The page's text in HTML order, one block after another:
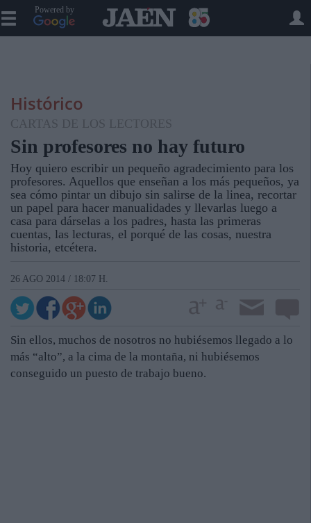
Powered by
Histórico
CARTAS DE LOS LECTORES
Sin profesores no hay futuro
Hoy quiero escribir un pequeño agradecimiento para los
profesores. Aquellos que enseñan a los más pequeños, ya
sea cómo pintar un dibujo sin salirse de la linea, recortar
un papel para hacer manualidades y llevarlas luego a
casa para dárselas a los padres, hasta las primeras
cuentas, las lecturas, el porqué de las cosas, nuestra
historia, etcétera.
26 AGO 2014 / 18:07 H.
Sin ellos, muchos de nosotros no hubiésemos llegado a lo
más “alto”, a la cima de la montaña, ni hubiésemos
conseguido un puesto de trabajo bueno.